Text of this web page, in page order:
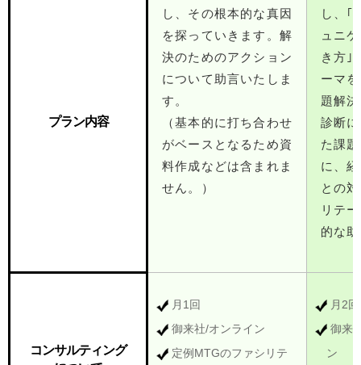
プラン内容
し、その根本的な真因
を探っていきます。解
決のためのアクション
について助言いたしま
す。
（基本的に打ち合わせ
がベースとなるため資
料作成などは含まれま
せん。）
し、｢
ュニ
き方｣
ーマ
題解
診断
た課
に、
との
リテ
的な
コンサルティング
月1回
御来社/オンライン
定例MTGのファシリテ
月2
御来
ン